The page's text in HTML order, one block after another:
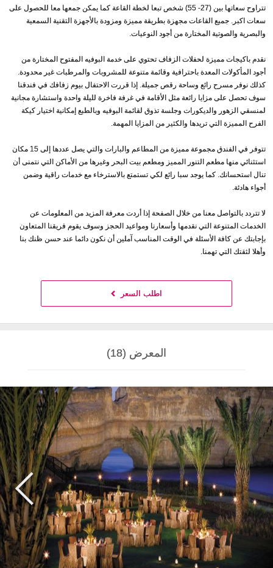
تتراوح سعاتها بين (27- 55) شخص تبعا لخطة القاعة كما يمكن جمعها معا للحصول على
سعات اكبر. جميع القاعات مجهزة بطريقة مميزة ومزودة بالأجهزة التقنية السمعية
والبصرية والصوتية المختارة من أجود النوعيات.
نقدم باكيجات مميزة لحفلات الزفاف تحتوي على خدمة البوفيه المفتوح المختارة من
أجود المأكولات المعدة باحترافية وقائمة متنوعة للمشروبات والمرطبات غير محدودة.
كذلك نوفر مسرح رائع وساحة رقص جميلة. إذا قررت الاحتفال بيوم زفافك في فندقنا
سوف تحصل على مزايا رائعة مثل الأقامة في غرفة فاخرة لليلة واحدة واستشارة مجانية
لمنسقي الزهور والديكورات وجلسة تذوق لقائمة البوفيه وبالطبع إمكانية اختيار كيكة
الفرح المميزة التي تريدها والكثير من المزايا المهمة.
تتوفر في الفندق مجموعة مميزة من المطاعم والبارات والتي يصل عددها إلى 15 مكان
استثنائي منها مطعم التنور المميز ومطعم بيت البحر وغيرها من الأماكن التي نتمنى أن
تنال استحسانك. كما يوجد سبا رائع لكي تستمتع بالاسترخاء مع خدمات راقية وضمن
أجواء هادئة.
لا تتردد بالتواصل معنا من خلال الصفحة إذا أردت معرفة المزيد من المعلومات عن
الخدمات المتنوعة التي نقدمها وأسعارنا ومواعيد الحجز وسوف يقوم فريقنا المتعاون
بإجابتك عن كافة الأسئلة في الوقت المناسب آملين أن نكون دائما عند حسن ظنك بنا
وأهلا لثقتك التي تهمنا.
اطلب السعر
المعرض (18)